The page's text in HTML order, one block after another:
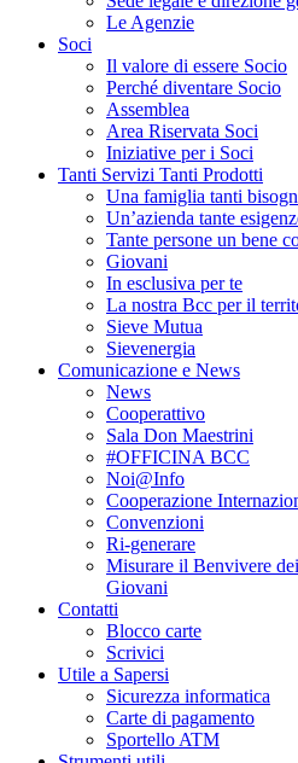
Le Agenzie
Soci
Il valore di essere Socio
Perché diventare Socio
Assemblea
Area Riservata Soci
Iniziative per i Soci
Tanti Servizi Tanti Prodotti
Una famiglia tanti
Un’azienda tante
Tante persone un bene
Giovani
In esclusiva per te
La nostra Bcc per il
Sieve Mutua
Sievenergia
Comunicazione e News
News
Cooperattivo
Sala Don Maestrini
#OFFICINA BCC
Noi@Info
Cooperazione
Convenzioni
Ri-generare
Misurare il Benvivere
Giovani
Contatti
Blocco carte
Scrivici
Utile a Sapersi
Sicurezza informatica
Carte di pagamento
Sportello ATM